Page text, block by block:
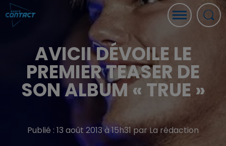
AVICII DÉVOILE LE
PREMIER TEASER DE
SON ALBUM « TRUE »
Publié : 13 août 2013 à 15h31 par La rédaction